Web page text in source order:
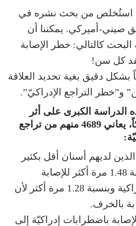
استُخلص من بحث نشره في
تموز 2021 فريق صيني-أميركي. يمكننا أن
كالتالي: خطر الإصابة
كل سن!
14 بحثاً بشكل دقيق بغية تحديد العلاقة
و”خطر التراجع الإدراكيّ”.
الدراسة الكبرى على أثر
تحليل 34074 مشاركاً، يعاني 4689 منهم من تراجع
لديهم أسنان أقل بكثير
هم عرضة بنسبة 1.48 مرة أكثر للإصابة
باضطرابات إدراكية وبنسبة 1.28 مرة أكثر لأن
بالخرف.
باضطرابات إدراكيّة إلى